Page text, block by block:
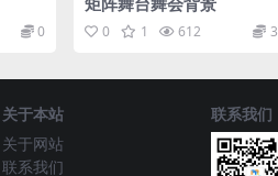
0 0 1 612 3
关于本站
关于网站
联系我们
联系我们